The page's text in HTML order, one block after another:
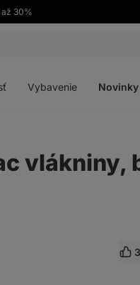
30%
Vybavenie Novinky
vlákniny,